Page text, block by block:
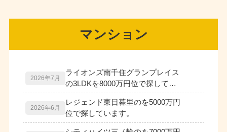
マンション